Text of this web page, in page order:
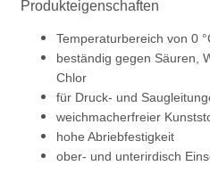
Produkteigenschaften
Temperaturbereich von 0
beständig gegen Säuren,
Chlor
für Druck- und
weichmacherfreier
hohe Abriebfestigkeit
ober- und unterirdisch